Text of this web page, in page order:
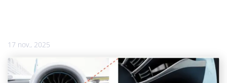
17 nov., 2025